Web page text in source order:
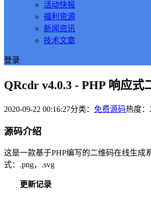
活动快报
福利资源
新闻资讯
技术文章
登录
QRcdr v4.0.3 - PHP 响应式
2020-09-22 00:16:27分类： 免费源码热度：
源码介绍
这是一款基于PHP编写的二维码在线生成
式：.png，.svg
更新记录